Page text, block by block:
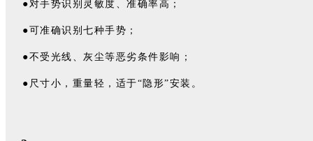
●对手势识别灵敏度、准确率高；
●可准确识别七种手势；
●不受光线、灰尘等恶劣条件影响；
●尺寸小，重量轻，适于“隐形”安装。